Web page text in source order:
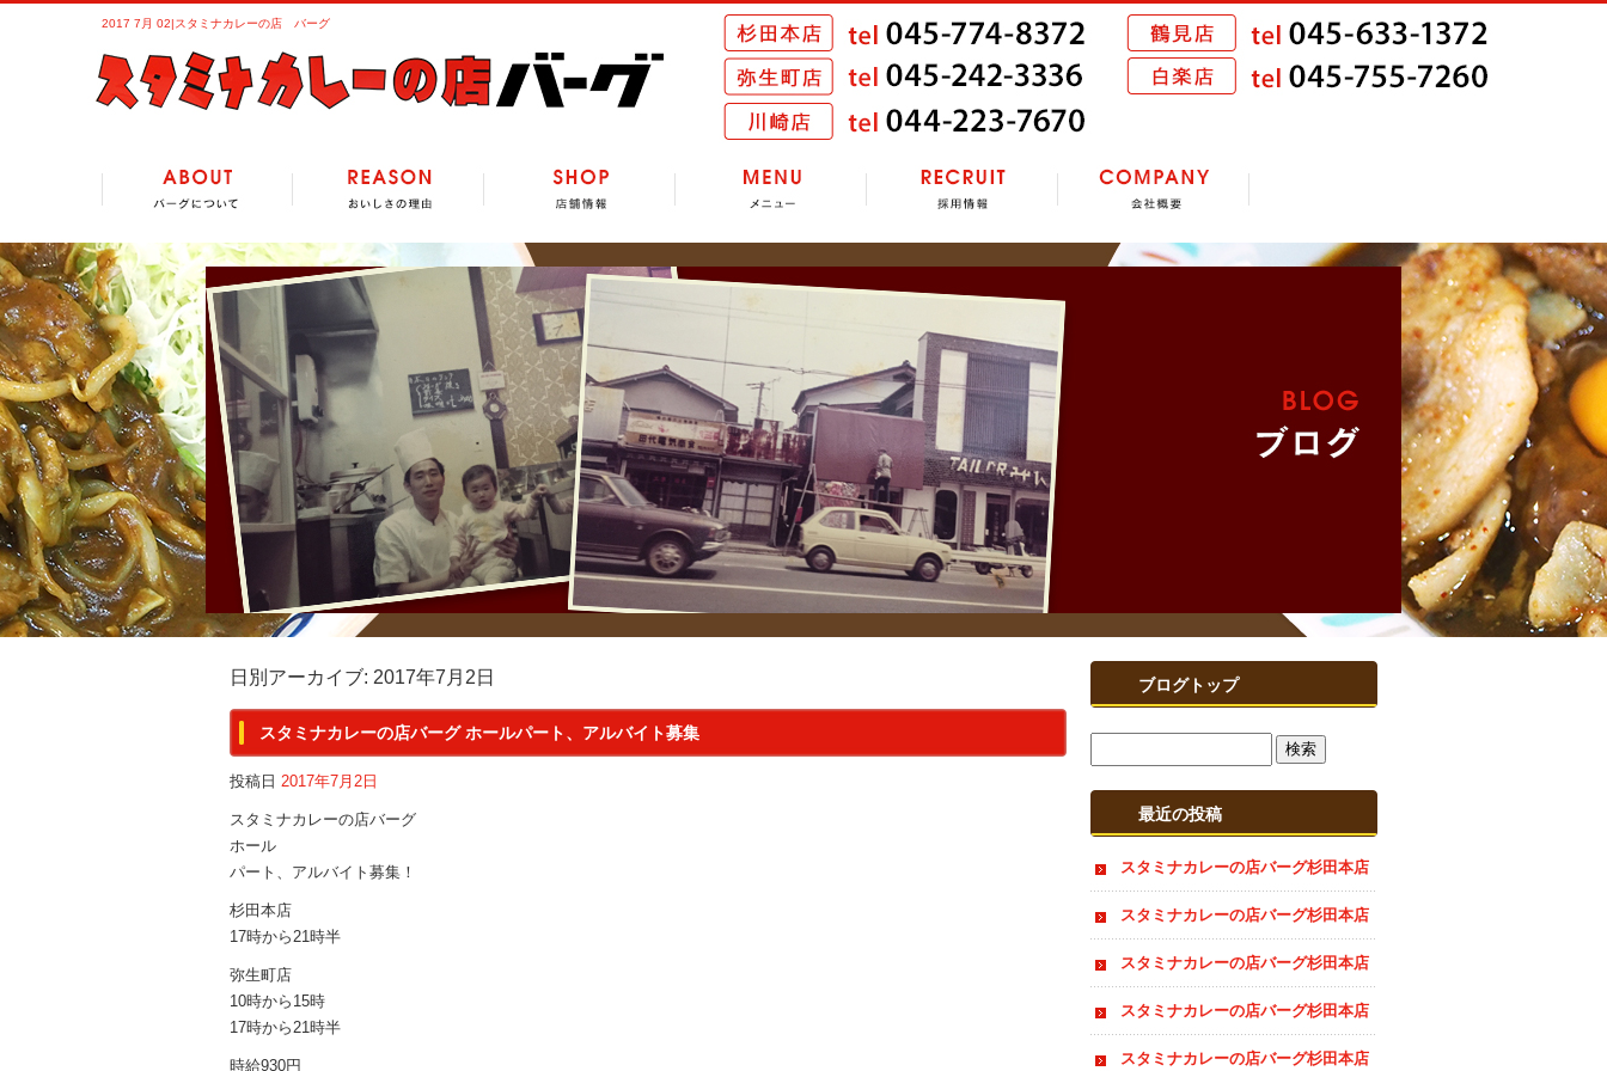
2017 7月 02|スタミナカレーの店 バーグ
日別アーカイブ: 2017年7月2日
スタミナカレーの店バーグ ホールパート、アルバイト募集
投稿日 2017年7月2日
スタミナカレーの店バーグ
ホール
パート、アルバイト募集！
杉田本店
17時から21時半
弥生町店
10時から15時
17時から21時半
時給930円
ブログトップ
最近の投稿
スタミナカレーの店バーグ杉田本店
夏季休業のお知らせ
スタミナカレーの店バーグ杉田本店
おすすめ情報
スタミナカレーの店バーグ杉田本店
おすすめ情報
スタミナカレーの店バーグ杉田本店
夏季休業のお知らせ
スタミナカレーの店バーグ杉田本店